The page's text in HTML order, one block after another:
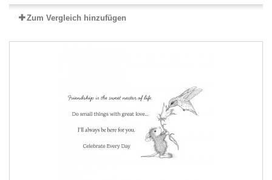
Zum Vergleich hinzufügen